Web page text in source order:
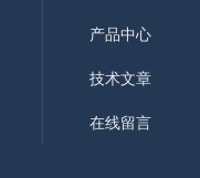
产品中心
技术文章
在线留言